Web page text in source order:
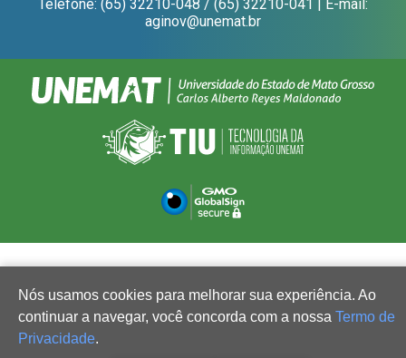
Telefone: (65) 32210-048 / (65) 32210-041 | E-mail:
aginov@unemat.br
Nós usamos cookies para melhorar sua experiência. Ao
continuar a navegar, você concorda com a nossa Termo de
Privacidade.